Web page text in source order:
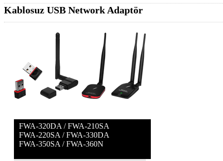
Kablosuz USB Network Adaptör
FWA-320DA / FWA-210SA
FWA-220SA / FWA-330DA
FWA-350SA / FWA-360N